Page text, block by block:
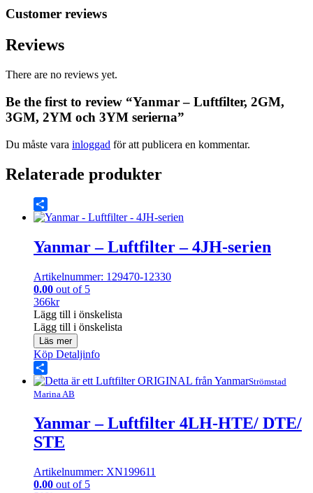
Customer reviews
Reviews
There are no reviews yet.
Be the first to review “Yanmar – Luftfilter, 2GM,
3GM, 2YM och 3YM serierna”
Du måste vara inloggad för att publicera en kommentar.
Relaterade produkter
Share
Yanmar – Luftfilter – 4JH-serien
Artikelnummer: 129470-12330
0.00 out of 5
366kr
Lägg till i önskelista
Lägg till i önskelista
Läs mer
Köp Detaljinfo
Share
Strömstad
Marina AB
Yanmar – Luftfilter 4LH-HTE/ DTE/
STE
Artikelnummer: XN199611
0.00 out of 5